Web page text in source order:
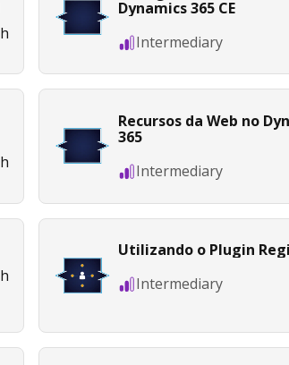
h
Dynamics 365 CE
Intermediary
h
Recursos da Web no
365
Intermediary
h
Utilizando o Plugin
Intermediary